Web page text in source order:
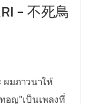
- 不死鳥
ผมภาวนาให้
อญ"เป็นเพลงที่